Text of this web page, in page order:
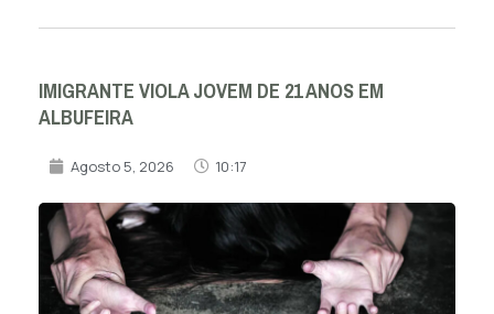
IMIGRANTE VIOLA JOVEM DE 21 ANOS EM
ALBUFEIRA
Agosto 5, 2026 10:17